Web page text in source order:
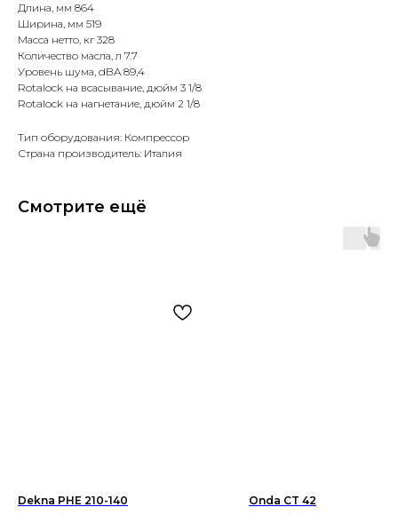
Длина, мм 864
Ширина, мм 519
Масса нетто, кг 328
Количество масла, л 7.7
Уровень шума, dBA 89,4
Rotalock на всасывание, дюйм 3 1/8
Rotalock на нагнетание, дюйм 2 1/8
Тип оборудования: Компрессор
Страна производитель: Италия
Смотрите ещё
Dekna PHE 210-140
Onda CT 42